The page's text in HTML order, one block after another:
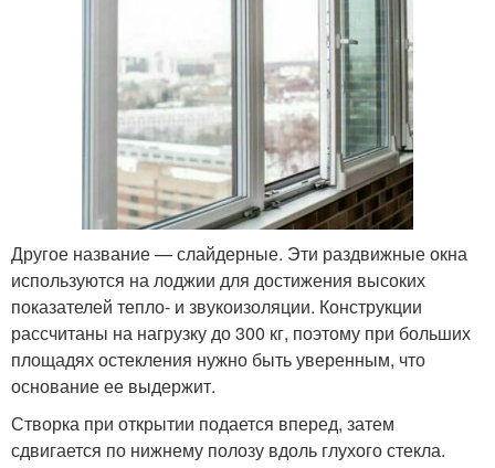
Другое название — слайдерные. Эти раздвижные окна
используются на лоджии для достижения высоких
показателей тепло- и звукоизоляции. Конструкции
рассчитаны на нагрузку до 300 кг, поэтому при больших
площадях остекления нужно быть уверенным, что
основание ее выдержит.
Створка при открытии подается вперед, затем
сдвигается по нижнему полозу вдоль глухого стекла.